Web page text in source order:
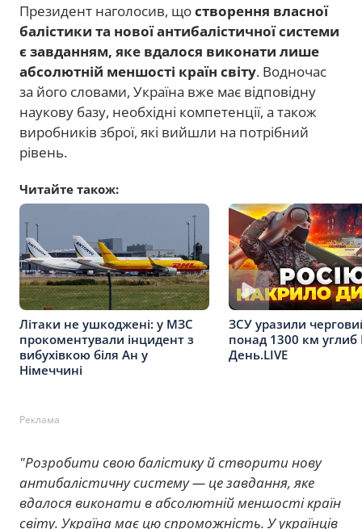
Президент наголосив, щостворення власної
балістики та нової антибалістичної системи
є завданням, яке вдалося виконати лише
абсолютній меншості країн світу. Водночас
за його словами, Україна вже має відповідну
наукову базу, необхідні компетенції, а також
виробників зброї, які вийшли на потрібний
рівень.
Читайте також:
Літаки не ушкоджені: у МЗС
прокоментували інцидент з
вибухівкою біля Ан у
Німеччині
ЗСУ уразили
понад 1300 км углиб
День.LIVE
Реклама
"Розробити свою балістику й створити нову
антибалістичну систему — це завдання, яке
вдалося виконати в абсолютній меншості країн
світу. Україна має цю спроможність. У українців